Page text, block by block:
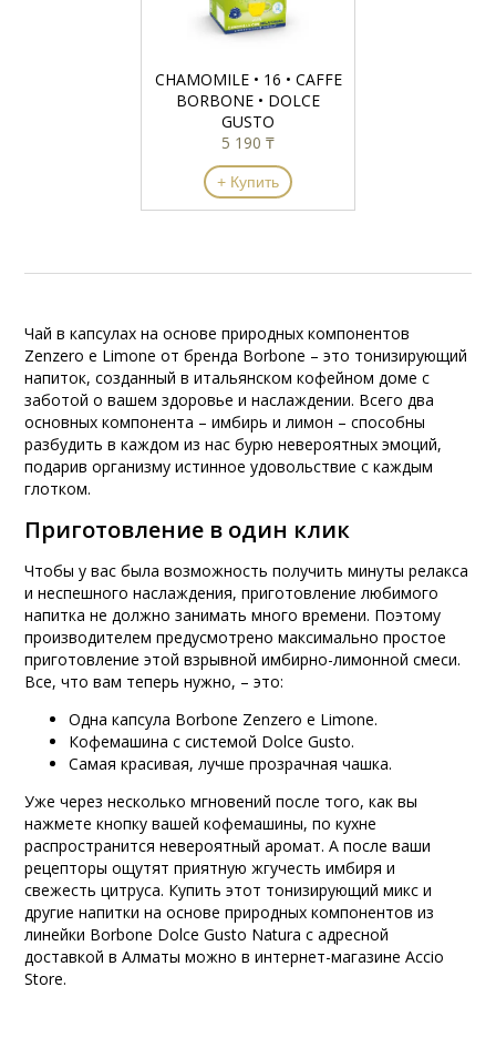
CHAMOMILE • 16 • CAFFE
BORBONE • DOLCE
GUSTO
5 190 ₸
+ Купить
Чай в капсулах на основе природных компонентов
Zenzero e Limone от бренда Borbone – это тонизирующий
напиток, созданный в итальянском кофейном доме с
заботой о вашем здоровье и наслаждении. Всего два
основных компонента – имбирь и лимон – способны
разбудить в каждом из нас бурю невероятных эмоций,
подарив организму истинное удовольствие с каждым
глотком.
Приготовление в один клик
Чтобы у вас была возможность получить минуты релакса
и неспешного наслаждения, приготовление любимого
напитка не должно занимать много времени. Поэтому
производителем предусмотрено максимально простое
приготовление этой взрывной имбирно-лимонной смеси.
Все, что вам теперь нужно, – это:
Одна капсула Borbone Zenzero e Limone.
Кофемашина с системой Dolce Gusto.
Самая красивая, лучше прозрачная чашка.
Уже через несколько мгновений после того, как вы
нажмете кнопку вашей кофемашины, по кухне
распространится невероятный аромат. А после ваши
рецепторы ощутят приятную жгучесть имбиря и
свежесть цитруса. Купить этот тонизирующий микс и
другие напитки на основе природных компонентов из
линейки Borbone Dolce Gusto Natura с адресной
доставкой в Алматы можно в интернет-магазине Accio
Store.